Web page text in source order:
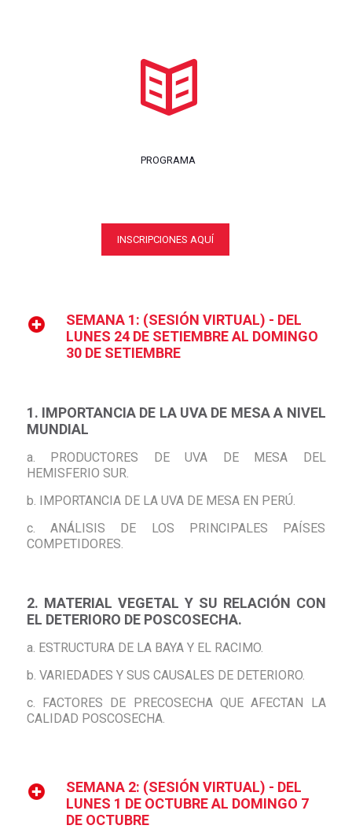
PROGRAMA
INSCRIPCIONES AQUÍ
SEMANA 1: (SESIÓN VIRTUAL) - DEL
LUNES 24 DE SETIEMBRE AL DOMINGO
30 DE SETIEMBRE
1. IMPORTANCIA DE LA UVA DE MESA A NIVEL
MUNDIAL
a. PRODUCTORES DE UVA DE MESA DEL
HEMISFERIO SUR.
b. IMPORTANCIA DE LA UVA DE MESA EN PERÚ.
c. ANÁLISIS DE LOS PRINCIPALES PAÍSES
COMPETIDORES.
2. MATERIAL VEGETAL Y SU RELACIÓN CON
EL DETERIORO DE POSCOSECHA.
a. ESTRUCTURA DE LA BAYA Y EL RACIMO.
b. VARIEDADES Y SUS CAUSALES DE DETERIORO.
c. FACTORES DE PRECOSECHA QUE AFECTAN LA
CALIDAD POSCOSECHA.
SEMANA 2: (SESIÓN VIRTUAL) - DEL
LUNES 1 DE OCTUBRE AL DOMINGO 7
DE OCTUBRE